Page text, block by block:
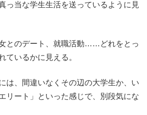
っ当な学生生活を送っているように見
とのデート、就職活動……どれをとっ
ているかに見える。
は、間違いなくその辺の大学生か、い
リート」といった感じで、別段気にな